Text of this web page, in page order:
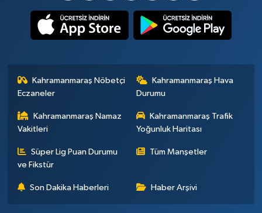
Kahramanmaraş Nöbetçi
Eczaneler
Kahramanmaraş Hava
Durumu
Kahramanmaraş Namaz
Vakitleri
Kahramanmaraş Trafik
Yoğunluk Haritası
Süper Lig Puan Durumu
ve Fikstür
Tüm Manşetler
Son Dakika Haberleri Haber Arşivi